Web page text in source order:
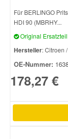
Für BERLINGO
HDI 90 (MBRHY...
Original Ersatzteil
Hersteller: Citroen
OE-Nummer:
178,27 €